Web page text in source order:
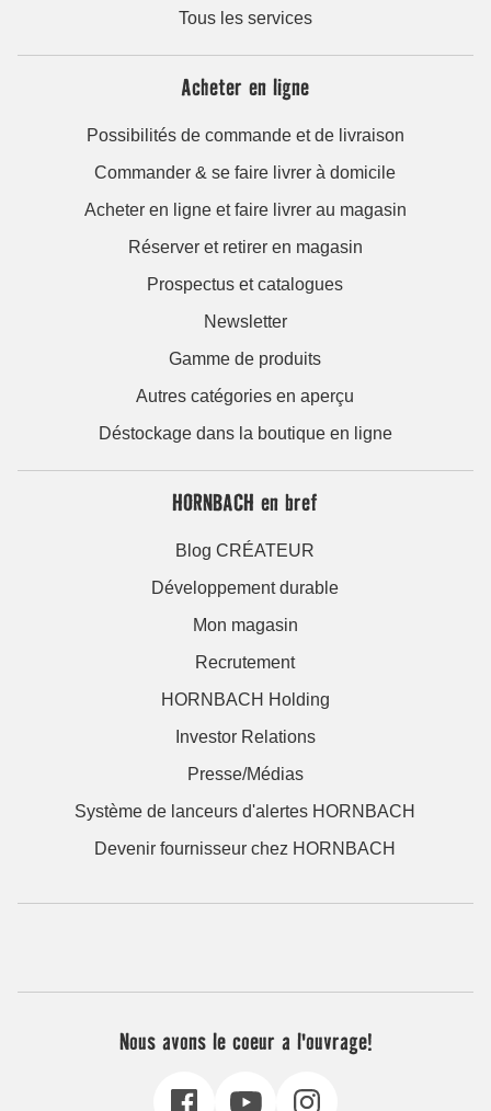
Tous les services
Acheter en ligne
Possibilités de commande et de livraison
Commander & se faire livrer à domicile
Acheter en ligne et faire livrer au magasin
Réserver et retirer en magasin
Prospectus et catalogues
Newsletter
Gamme de produits
Autres catégories en aperçu
Déstockage dans la boutique en ligne
HORNBACH en bref
Blog CRÉATEUR
Développement durable
Mon magasin
Recrutement
HORNBACH Holding
Investor Relations
Presse/Médias
Système de lanceurs d'alertes HORNBACH
Devenir fournisseur chez HORNBACH
Nous avons le coeur a l'ouvrage!